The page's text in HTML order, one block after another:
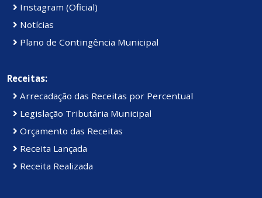
Instagram (Oficial)
Notícias
Plano de Contingência Municipal
Receitas:
Arrecadação das Receitas por Percentual
Legislação Tributária Municipal
Orçamento das Receitas
Receita Lançada
Receita Realizada